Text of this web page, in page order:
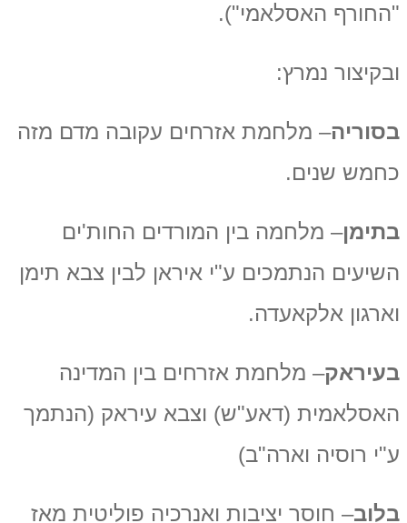
"החורף האסלאמי").
ובקיצור נמרץ:
בסוריה– מלחמת אזרחים עקובה מדם מזה
כחמש שנים.
בתימן– מלחמה בין המורדים החות'ים
השיעים הנתמכים ע"י איראן לבין צבא תימן
וארגון אלקאעדה.
בעיראק– מלחמת אזרחים בין המדינה
האסלאמית (דאע"ש) וצבא עיראק (הנתמך
ע"י רוסיה וארה"ב)
בלוב– חוסר יציבות ואנרכיה פוליטית מאז